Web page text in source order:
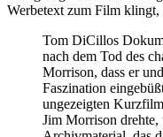
Werbetext zum Film
Tom DiCillos
nach dem Tod des
Morrison, dass er
Faszination
ungezeigten
Jim Morrison drehte,